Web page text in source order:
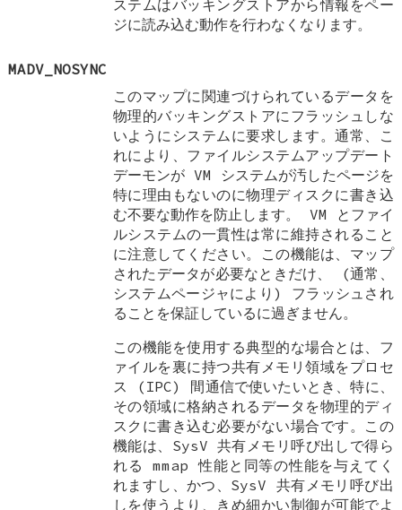
ステムはバッキングストアから情報をペー
ジに読み込む動作を行わなくなります。
MADV_NOSYNC
このマップに関連づけられているデータを
物理的バッキングストアにフラッシュしな
いようにシステムに要求します。通常、こ
れにより、ファイルシステムアップデート
デーモンが VM システムが汚したページを
特に理由もないのに物理ディスクに書き込
む不要な動作を防止します。 VM とファイ
ルシステムの一貫性は常に維持されること
に注意してください。この機能は、マップ
されたデータが必要なときだけ、 (通常、
システムページャにより) フラッシュされ
ることを保証しているに過ぎません。
この機能を使用する典型的な場合とは、フ
ァイルを裏に持つ共有メモリ領域をプロセ
ス (IPC) 間通信で使いたいとき、特に、
その領域に格納されるデータを物理的ディ
スクに書き込む必要がない場合です。この
機能は、SysV 共有メモリ呼び出しで得ら
れる mmap 性能と同等の性能を与えてく
れますし、かつ、SysV 共有メモリ呼び出
しを使うより、きめ細かい制御が可能でよ